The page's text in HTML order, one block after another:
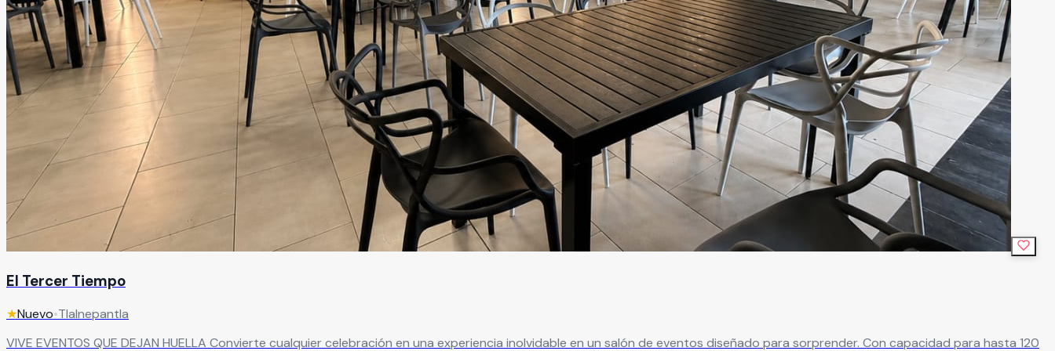
El Tercer Tiempo
★Nuevo•Tlalnepantla
VIVE EVENTOS QUE DEJAN HUELLA Convierte cualquier celebración en una experiencia inolvidable en un salón de eventos diseñado para sorprender. Con capacidad para hasta 120